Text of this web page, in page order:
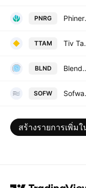
PNRG
TTAM Tiv
BLND Blender
SOFW
สร้างรายการเพิ่ม